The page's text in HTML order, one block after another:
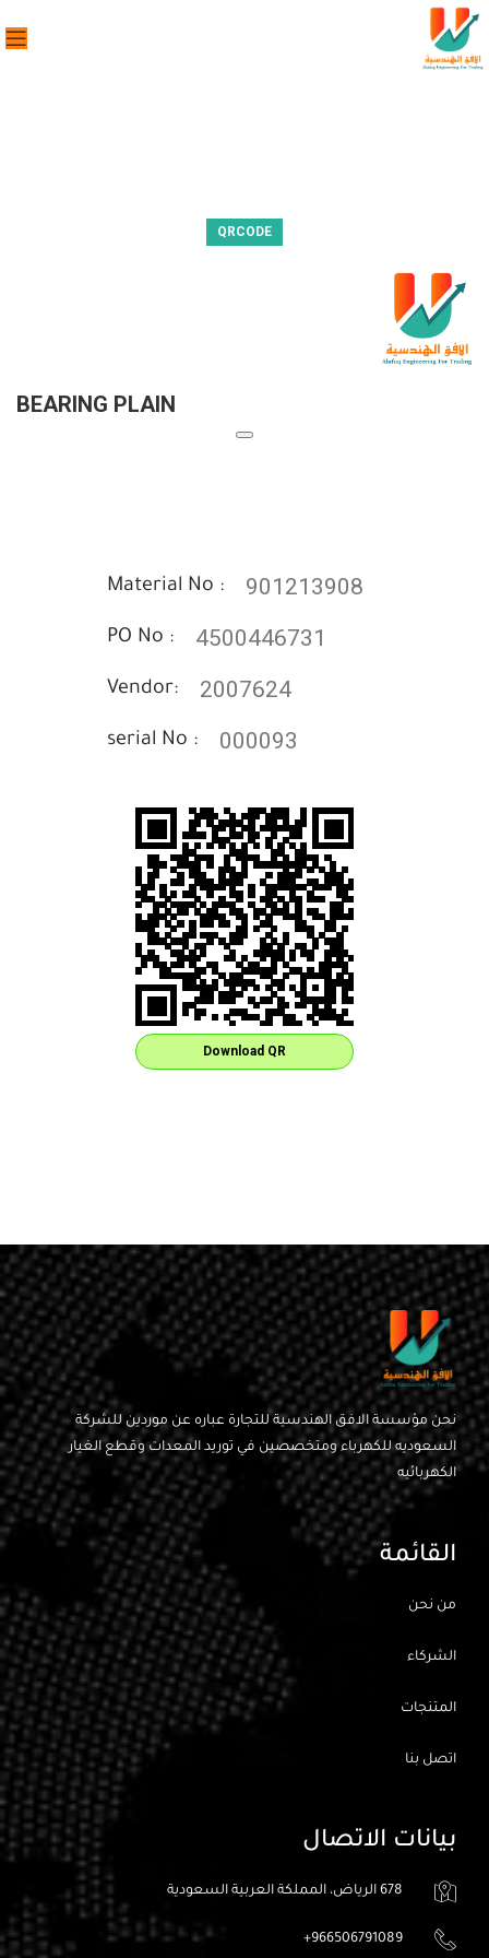
QRCODE
BEARING PLAIN
Download QR
Material No : 901213908
PO No : 4500446731
Vendor: 2007624
serial No : 000093
نحن مؤسسة الافق الهندسية للتجارة عباره عن موردين للشركة
السعوديه للكهرباء ومتخصصين في توريد المعدات وقطع الغيار
الكهربائيه
القائمة
من نحن
الشركاء
المتنجات
اتصل بنا
بيانات الاتصال
678 الرياض، المملكة العربية السعودية
966506791089+